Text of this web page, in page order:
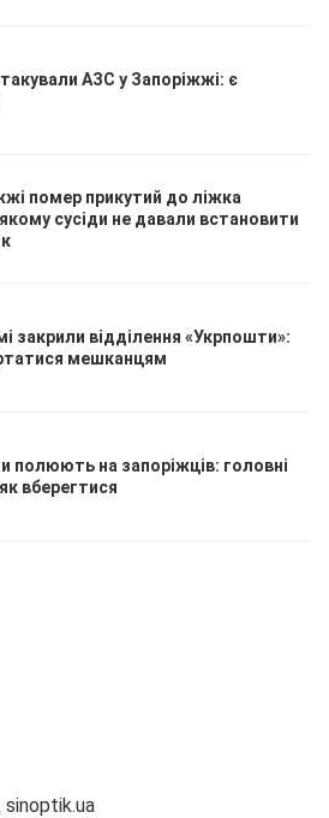
АЗС у Запоріжжі: є
помер прикутий до ліжка
сусіди не давали встановити
закрили відділення «Укрпошти»:
мешканцям
полюють на запоріжців: головні
вберегтися
sinoptik.ua